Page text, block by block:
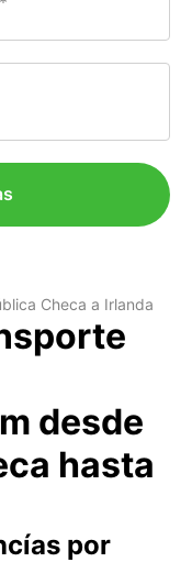
Checa a Irlanda
desde
hasta
por